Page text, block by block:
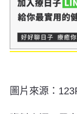
圖片來源：